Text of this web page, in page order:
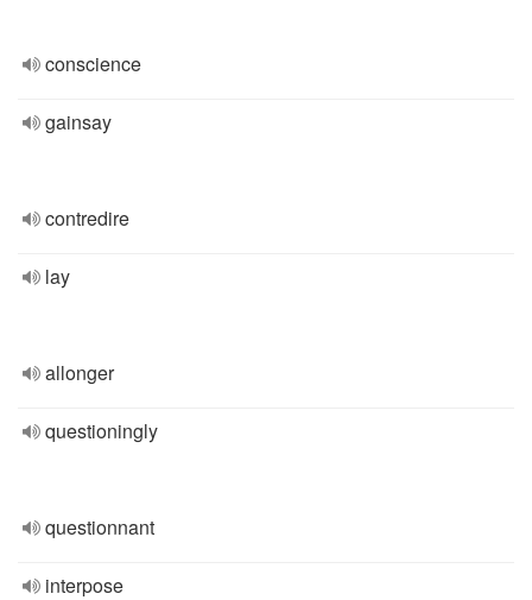
conscience
gainsay
contredire
lay
allonger
questioningly
questionnant
interpose